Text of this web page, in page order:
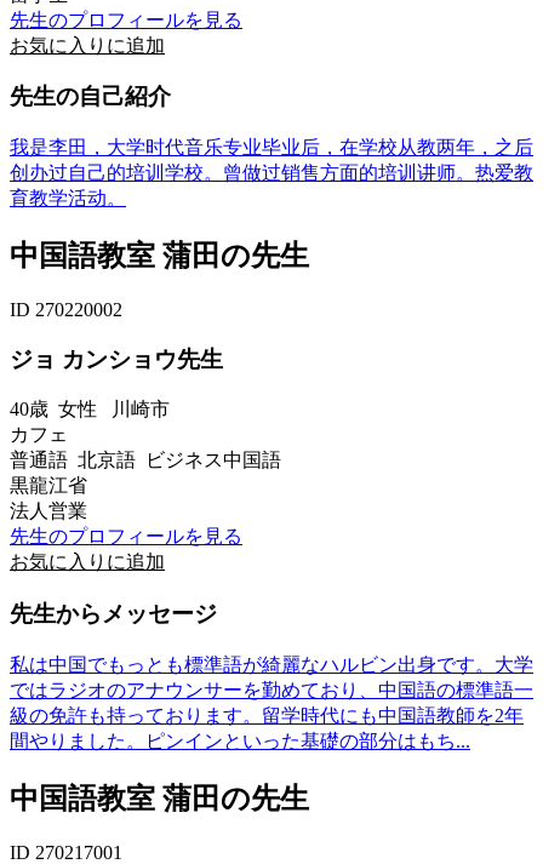
先生のプロフィールを見る
お気に入りに追加
先生の自己紹介
我是李田，大学时代音乐专业毕业后，在学校从教两年，之后
创办过自己的培训学校。曾做过销售方面的培训讲师。热爱教
育教学活动。
中国語教室 蒲田の先生
ID 270220002
ジョ カンショウ先生
40歳 女性 川崎市
カフェ
普通語 北京語 ビジネス中国語
黒龍江省
法人営業
先生のプロフィールを見る
お気に入りに追加
先生からメッセージ
私は中国でもっとも標準語が綺麗なハルビン出身です。大学
ではラジオのアナウンサーを勤めており、中国語の標準語一
級の免許も持っております。留学時代にも中国語教師を2年
間やりました。ピンインといった基礎の部分はもち...
中国語教室 蒲田の先生
ID 270217001